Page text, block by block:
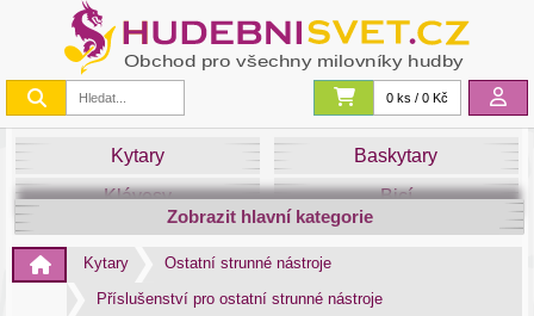
0 ks / 0 Kč
Kytary
Baskytary
Klávesy
Bicí
Smyčce
Dechy
Zobrazit hlavní kategorie
Kytary
Ostatní strunné nástroje
Příslušenství pro ostatní strunné nástroje